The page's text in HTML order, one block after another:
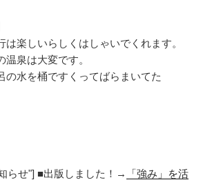
は楽しいらしくはしゃいでくれます。
泉は大変です。
の水を桶ですくってばらまいてた
らせ"] ■出版しました！→
「強み」を活